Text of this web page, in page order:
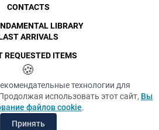
SPbPU, 1996-2026
and Personal Data
photographs are
with the
of the individuals
in accordance
Privacy policy
files policy
CONTACTS
LIBRARY
ARRIVALS
REQUESTED ITEMS
🍪
технологии для
использовать этот сайт, Вы
файлов cookie.
Принять